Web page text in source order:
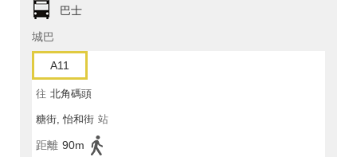
巴士
城巴
A11
往 北角碼頭
糖街, 怡和街 站
距離 90m